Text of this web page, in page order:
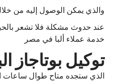
والذي يمكن الوصول إليه من
عند حدوث مشكلة فلا تشعر
خدمة عملاء ألبا في مصر
توكيل بوتاجاز
الذي ستجده متاح طوال ساعات